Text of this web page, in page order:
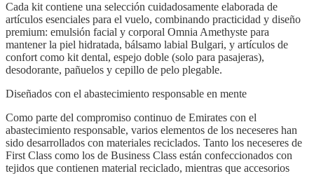
Cada kit contiene una selección cuidadosamente elaborada de
artículos esenciales para el vuelo, combinando practicidad y diseño
premium: emulsión facial y corporal Omnia Amethyste para
mantener la piel hidratada, bálsamo labial Bulgari, y artículos de
confort como kit dental, espejo doble (solo para pasajeras),
desodorante, pañuelos y cepillo de pelo plegable.
Diseñados con el abastecimiento responsable en mente
Como parte del compromiso continuo de Emirates con el
abastecimiento responsable, varios elementos de los neceseres han
sido desarrollados con materiales reciclados. Tanto los neceseres de
First Class como los de Business Class están confeccionados con
tejidos que contienen material reciclado, mientras que accesorios